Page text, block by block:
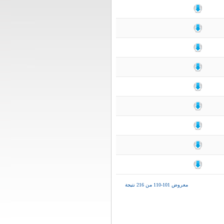
معروض 101-110 من 216 نتيجة